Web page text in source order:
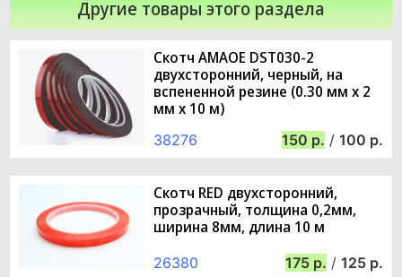
Другие товары этого раздела
Скотч AMAOE DST030-2
двухсторонний, черный, на
вспененной резине (0.30 мм х 2
мм х 10 м)
38276 150 / 100
Скотч RED двухсторонний,
прозрачный, толщина 0,2мм,
ширина 8мм, длина 10 м
26380 175 / 125